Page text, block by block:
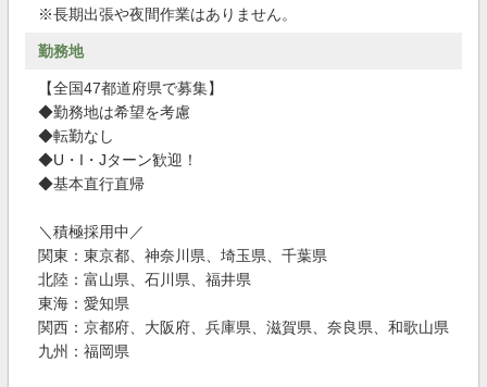
※長期出張や夜間作業はありません。
勤務地
【全国47都道府県で募集】
◆勤務地は希望を考慮
◆転勤なし
◆U・I・Jターン歓迎！
◆基本直行直帰
＼積極採用中／
関東：東京都、神奈川県、埼玉県、千葉県
北陸：富山県、石川県、福井県
東海：愛知県
関西：京都府、大阪府、兵庫県、滋賀県、奈良県、和歌山県
九州：福岡県